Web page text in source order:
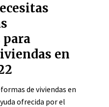
para
en
de viviendas en
ofrecida por el